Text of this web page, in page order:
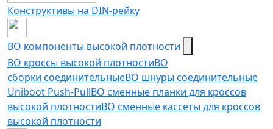
Конструктивы на DIN-рейку
ВО компоненты высокой плотности
ВО кроссы высокой плотностиВО
сборки соединительныеВО шнуры соединительные
Uniboot Push-PullВО сменные планки для кроссов
высокой плотностиВО сменные кассеты для кроссов
высокой плотности